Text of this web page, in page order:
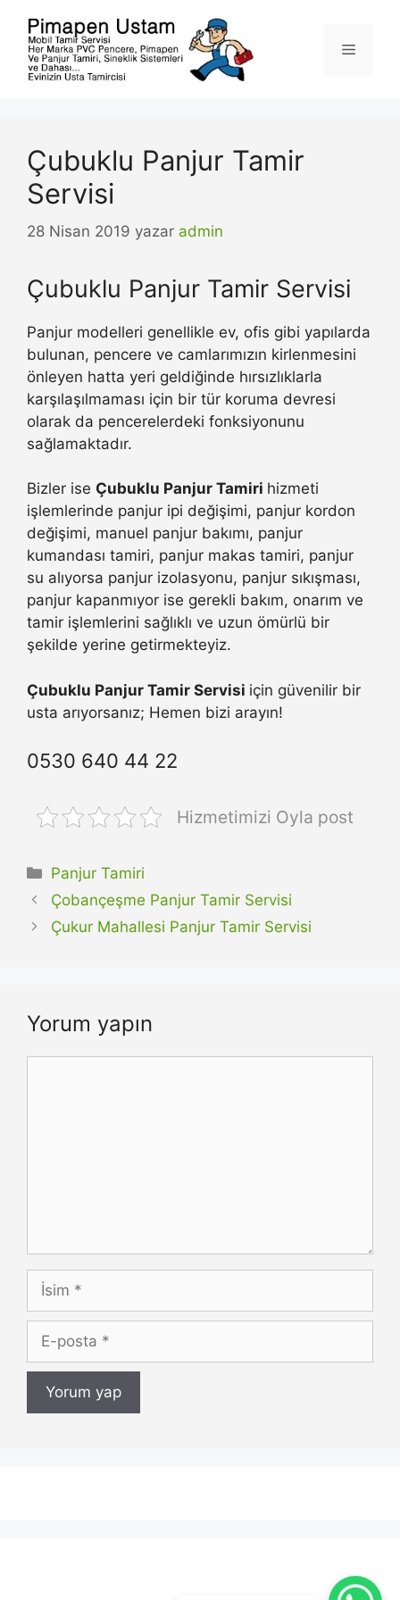
Menü
Çubuklu Panjur Tamir
Servisi
28 Nisan 2019 yazar admin
Çubuklu Panjur Tamir Servisi
Panjur modelleri genellikle ev, ofis gibi yapılarda
bulunan, pencere ve camlarımızın kirlenmesini
önleyen hatta yeri geldiğinde hırsızlıklarla
karşılaşılmaması için bir tür koruma devresi
olarak da pencerelerdeki fonksiyonunu
sağlamaktadır.
Bizler ise Çubuklu Panjur Tamiri hizmeti
işlemlerinde panjur ipi değişimi, panjur kordon
değişimi, manuel panjur bakımı, panjur
kumandası tamiri, panjur makas tamiri, panjur
su alıyorsa panjur izolasyonu, panjur sıkışması,
panjur kapanmıyor ise gerekli bakım, onarım ve
tamir işlemlerini sağlıklı ve uzun ömürlü bir
şekilde yerine getirmekteyiz.
Çubuklu Panjur Tamir Servisi için güvenilir bir
usta arıyorsanız; Hemen bizi arayın!
0530 640 44 22
Hizmetimizi Oyla post
Kategoriler
Panjur Tamiri
Çobançeşme Panjur Tamir Servisi
Çukur Mahallesi Panjur Tamir Servisi
Yorum yapın
İsim
posta